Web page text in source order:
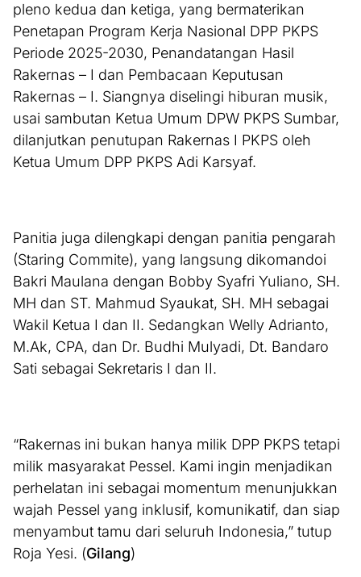
pleno kedua dan ketiga, yang bermaterikan
Penetapan Program Kerja Nasional DPP PKPS
Periode 2025-2030, Penandatangan Hasil
Rakernas – I dan Pembacaan Keputusan
Rakernas – I. Siangnya diselingi hiburan musik,
usai sambutan Ketua Umum DPW PKPS Sumbar,
dilanjutkan penutupan Rakernas I PKPS oleh
Ketua Umum DPP PKPS Adi Karsyaf.
Panitia juga dilengkapi dengan panitia pengarah
(Staring Commite), yang langsung dikomandoi
Bakri Maulana dengan Bobby Syafri Yuliano, SH.
MH dan ST. Mahmud Syaukat, SH. MH sebagai
Wakil Ketua I dan II. Sedangkan Welly Adrianto,
M.Ak, CPA, dan Dr. Budhi Mulyadi, Dt. Bandaro
Sati sebagai Sekretaris I dan II.
“Rakernas ini bukan hanya milik DPP PKPS tetapi
milik masyarakat Pessel. Kami ingin menjadikan
perhelatan ini sebagai momentum menunjukkan
wajah Pessel yang inklusif, komunikatif, dan siap
menyambut tamu dari seluruh Indonesia,” tutup
Roja Yesi. (Gilang)